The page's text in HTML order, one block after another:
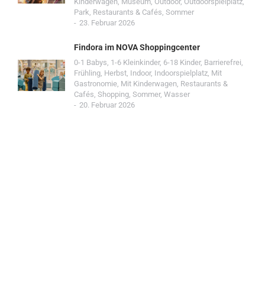
Park, Restaurants & Cafés, Sommer
23. Februar 2026
Findora im NOVA Shoppingcenter
0-1 Babys, 1-6 Kleinkinder, 6-18 Kinder, Barrierefrei,
Frühling, Herbst, Indoor, Indoorspielplatz, Mit
Gastronomie, Mit Kinderwagen, Restaurants &
Cafés, Shopping, Sommer, Wasser
20. Februar 2026